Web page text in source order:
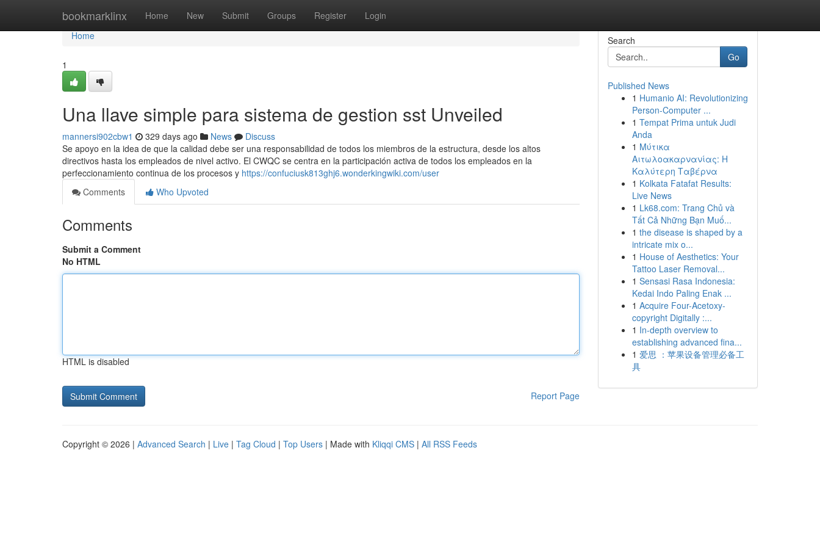
bookmarklinx Home New Submit Groups Register Login
Home
Home
1
Una llave simple para sistema de gestion sst Unveiled
mannersi902cbw1 329 days ago News
Discuss
Se apoyo en la idea de que la calidad debe ser una responsabilidad de todos los miembros de la estructura, desde los altos
directivos hasta los empleados de nivel activo. El CWQC se centra en la participación activa de todos los empleados en la
perfeccionamiento continua de los procesos y https://confuciusk813ghj6.wonderkingwiki.com/user
Comments
Who Upvoted
Comments
Submit a Comment
No HTML
HTML is disabled
Report Page
Search
Go
Published News
1 Humanio AI: Revolutionizing
Person-Computer ...
1 Tempat Prima untuk Judi
Anda
1 Μύτικα
Αιτωλοακαρνανίας: Η
Καλύτερη Ταβέρνα
1 Kolkata Fatafat Results:
Live News
1 Lk68.com: Trang Chủ và
Tất Cả Những Bạn Muố...
1 the disease is shaped by a
intricate mix o...
1 House of Aesthetics: Your
Tattoo Laser Removal...
1 Sensasi Rasa Indonesia:
Kedai Indo Paling Enak ...
1 Acquire Four-Acetoxy-
copyright Digitally :...
1 In-depth overview to
establishing advanced fina...
1 爱思 ：苹果设备管理必备工
具
Copyright © 2026 | Advanced Search | Live | Tag Cloud | Top Users | Made with Kliqqi CMS | All RSS Feeds